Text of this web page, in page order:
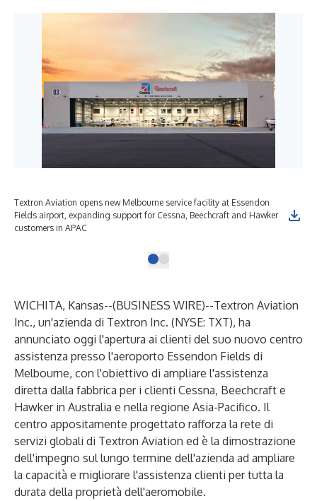
Textron Aviation opens new Melbourne service facility at Essendon
Fields airport, expanding support for Cessna, Beechcraft and Hawker
customers in APAC
WICHITA, Kansas--(BUSINESS WIRE)--Textron Aviation
Inc., un'azienda di Textron Inc. (NYSE: TXT), ha
annunciato oggi l'apertura ai clienti del suo nuovo centro
assistenza presso l'aeroporto Essendon Fields di
Melbourne, con l'obiettivo di ampliare l'assistenza
diretta dalla fabbrica per i clienti Cessna, Beechcraft e
Hawker in Australia e nella regione Asia-Pacifico. Il
centro appositamente progettato rafforza la rete di
servizi globali di Textron Aviation ed è la dimostrazione
dell'impegno sul lungo termine dell'azienda ad ampliare
la capacità e migliorare l'assistenza clienti per tutta la
durata della proprietà dell'aeromobile.